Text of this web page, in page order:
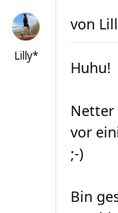
Lilly*
von
Huhu!
Netter
vor
;-)
Bin